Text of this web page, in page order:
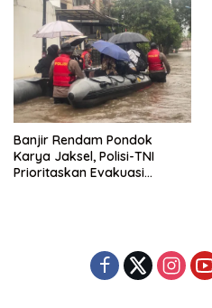
Banjir Rendam Pondok
Karya Jaksel, Polisi-TNI
Prioritaskan Evakuasi